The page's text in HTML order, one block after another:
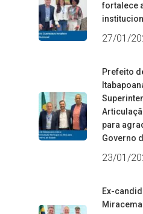
fortalece
27/01/
Prefeito
para
Governo
23/01/
Ex-